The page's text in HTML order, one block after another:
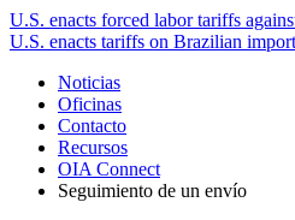
U.S. enacts forced labor tariffs
U.S. enacts tariffs on Brazilian
Noticias
Oficinas
Contacto
Recursos
OIA Connect
Seguimiento de un envío